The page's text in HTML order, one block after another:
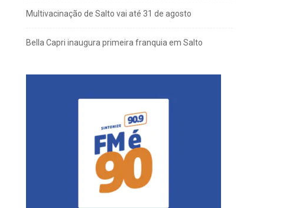
Multivacinação de Salto vai até 31 de agosto
Bella Capri inaugura primeira franquia em Salto